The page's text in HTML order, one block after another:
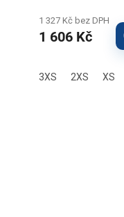
1 327 Kč bez DPH
1 606 Kč
3XS 2XS XS